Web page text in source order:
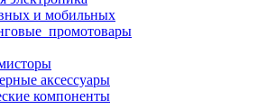
и мобильных
аксессуары
компоненты